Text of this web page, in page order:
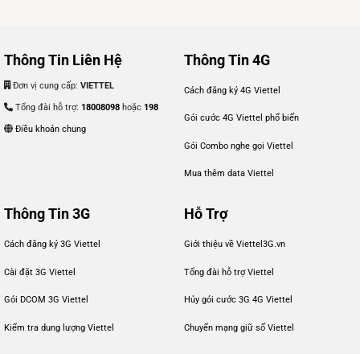
Thông Tin Liên Hệ
Đơn vị cung cấp: VIETTEL
Tổng đài hỗ trợ: 18008098 hoặc 198
Điều khoản chung
Thông Tin 4G
Cách đăng ký 4G Viettel
Gói cước 4G Viettel phổ biến
Gói Combo nghe gọi Viettel
Mua thêm data Viettel
Thông Tin 3G
Cách đăng ký 3G Viettel
Cài đặt 3G Viettel
Gói DCOM 3G Viettel
Kiểm tra dung lượng Viettel
Hỗ Trợ
Giới thiệu về Viettel3G.vn
Tổng đài hỗ trợ Viettel
Hủy gói cước 3G 4G Viettel
Chuyển mạng giữ số Viettel